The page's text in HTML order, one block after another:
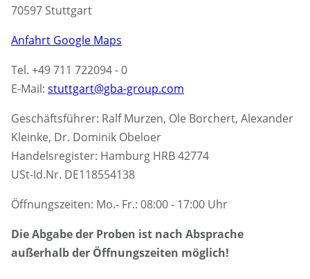
70597 Stuttgart
Anfahrt Google Maps
Tel. +49 711 722094 - 0
E-Mail: stuttgart@gba-group.com
Geschäftsführer: Ralf Murzen, Ole Borchert, Alexander
Kleinke, Dr. Dominik Obeloer
Handelsregister: Hamburg HRB 42774
USt-Id.Nr. DE118554138
Öffnungszeiten: Mo.- Fr.: 08:00 - 17:00 Uhr
Die Abgabe der Proben ist nach Absprache
außerhalb der Öffnungszeiten möglich!